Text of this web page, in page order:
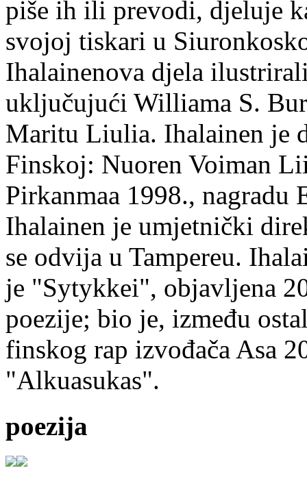
piše ih ili prevodi, djeluje
svojoj tiskari u
Ihalainenova djela
uključujući Williama S.
Maritu Liulia. Ihalainen je
Finskoj: Nuoren Voiman
Pirkanmaa 1998.,
Ihalainen je umjetnički
se odvija u Tampereu.
je "Sytykkei", objavljena
poezije; bio je, između
finskog rap izvođača Asa
"Alkuasukas".
poezija